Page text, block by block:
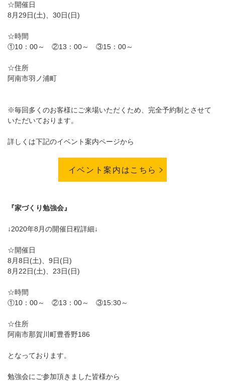
☆開催日
8月29日(土)、30日(日)
☆時間
①10：00～ ②13：00～ ③15：00～
☆住所
阿南市羽ノ浦町
※毎回多くのお客様にご来場いただくため、完全予約制とさせて
いただいております。
詳しくは下記のイベント案内ページから
イベント案内はこちら
『家づくり勉強会』
↓2020年8月の開催日程詳細↓
☆開催日
8月8日(土)、9日(日)
8月22日(土)、23日(日)
☆時間
①10：00～ ②13：00～ ③15:30～
☆住所
阿南市那賀川町豊香野186
となっております。
勉強会にご参加頂きました皆様から